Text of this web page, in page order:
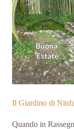
Il Giardino di
Quando in